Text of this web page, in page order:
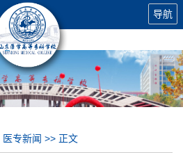
导航
医专新闻 >> 正文